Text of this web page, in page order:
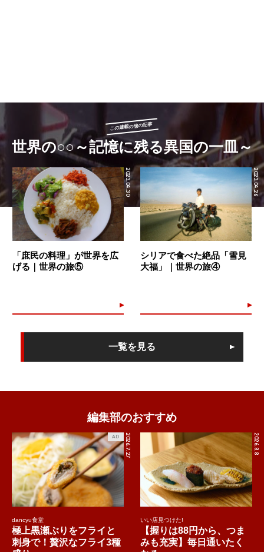
この連載の他の記事
世界の○○～記憶に残る異国の一皿～
2023.04.30
「庶民の料理」が世界を広
げる｜世界の旅⑤
2023.04.26
シリアで食べた絶品「雪見
大福」｜世界の旅④
一覧を見る
編集部のおすすめ
2026.7.27
AD
dancyu食堂
極上黒瀬ぶりをフライと
刺身で！贅沢なフライ3種
2026.8.8
いい店見つけた!
【握りは88円から、つま
みも充実】毎日通いたく